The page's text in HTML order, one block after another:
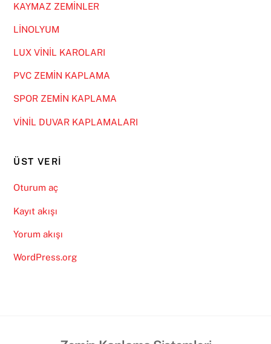
KAYMAZ ZEMİNLER
LİNOLYUM
LUX VİNİL KAROLARI
PVC ZEMİN KAPLAMA
SPOR ZEMİN KAPLAMA
VİNİL DUVAR KAPLAMALARI
ÜST VERI
Oturum aç
Kayıt akışı
Yorum akışı
WordPress.org